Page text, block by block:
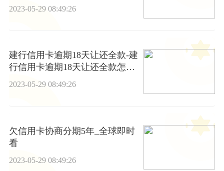
2023-05-29 08:49:26
建行信用卡逾期18天让还全款-建
行信用卡逾期18天让还全款怎么
办
2023-05-29 08:49:26
欠信用卡协商分期5年_全球即时
看
2023-05-29 08:49:26